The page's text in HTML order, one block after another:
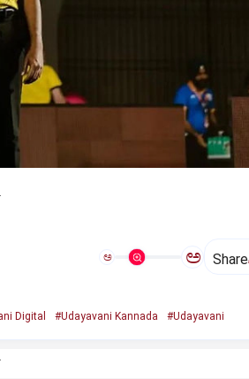
ಅ ಅ Share
Digital #Udayavani Kannada #Udayavani